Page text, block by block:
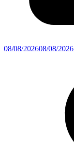
08/08/202608/08/2026